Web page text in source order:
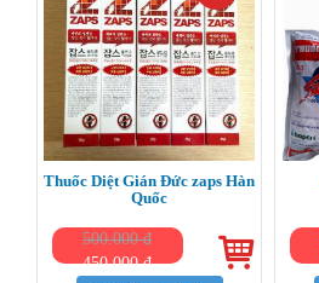
Thuốc Diệt Gián Đức zaps Hàn
Quốc
500.000 đ
450.000 đ